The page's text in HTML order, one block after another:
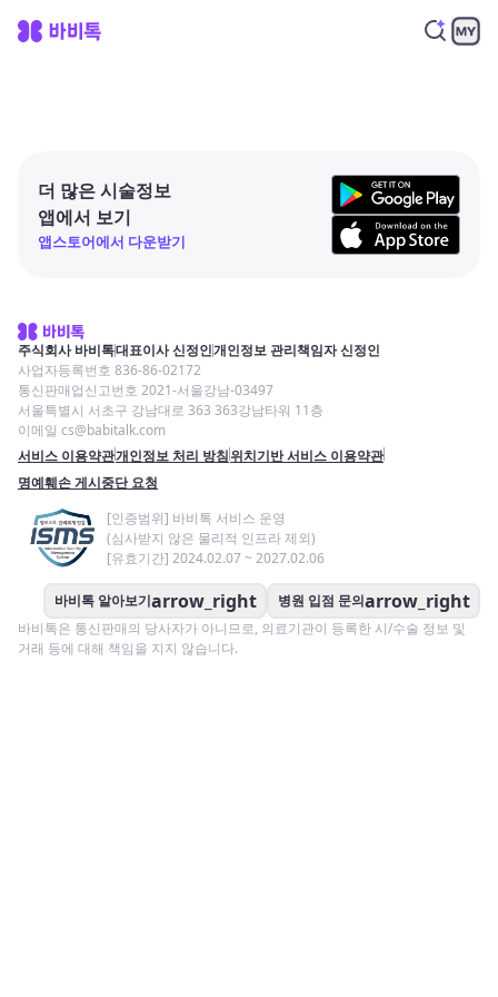
더 많은 시술정보
앱에서 보기
앱스토어에서 다운받기
주식회사 바비톡대표이사 신정인개인정보 관리책임자 신정인
사업자등록번호 836-86-02172
통신판매업신고번호 2021-서울강남-03497
서울특별시 서초구 강남대로 363 363강남타워 11층
이메일 cs@babitalk.com
서비스 이용약관개인정보 처리 방침위치기반 서비스 이용약관
명예훼손 게시중단 요청
[인증범위] 바비톡 서비스 운영
(심사받지 않은 물리적 인프라 제외)
[유효기간] 2024.02.07 ~ 2027.02.06
바비톡 알아보기arrow_right 병원 입점 문의arrow_right
바비톡은 통신판매의 당사자가 아니므로, 의료기관이 등록한 시/수술 정보 및
거래 등에 대해 책임을 지지 않습니다.